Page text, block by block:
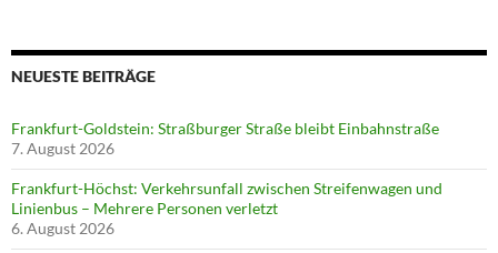
NEUESTE BEITRÄGE
Frankfurt-Goldstein: Straßburger Straße bleibt Einbahnstraße
7. August 2026
Frankfurt-Höchst: Verkehrsunfall zwischen Streifenwagen und
Linienbus – Mehrere Personen verletzt
6. August 2026